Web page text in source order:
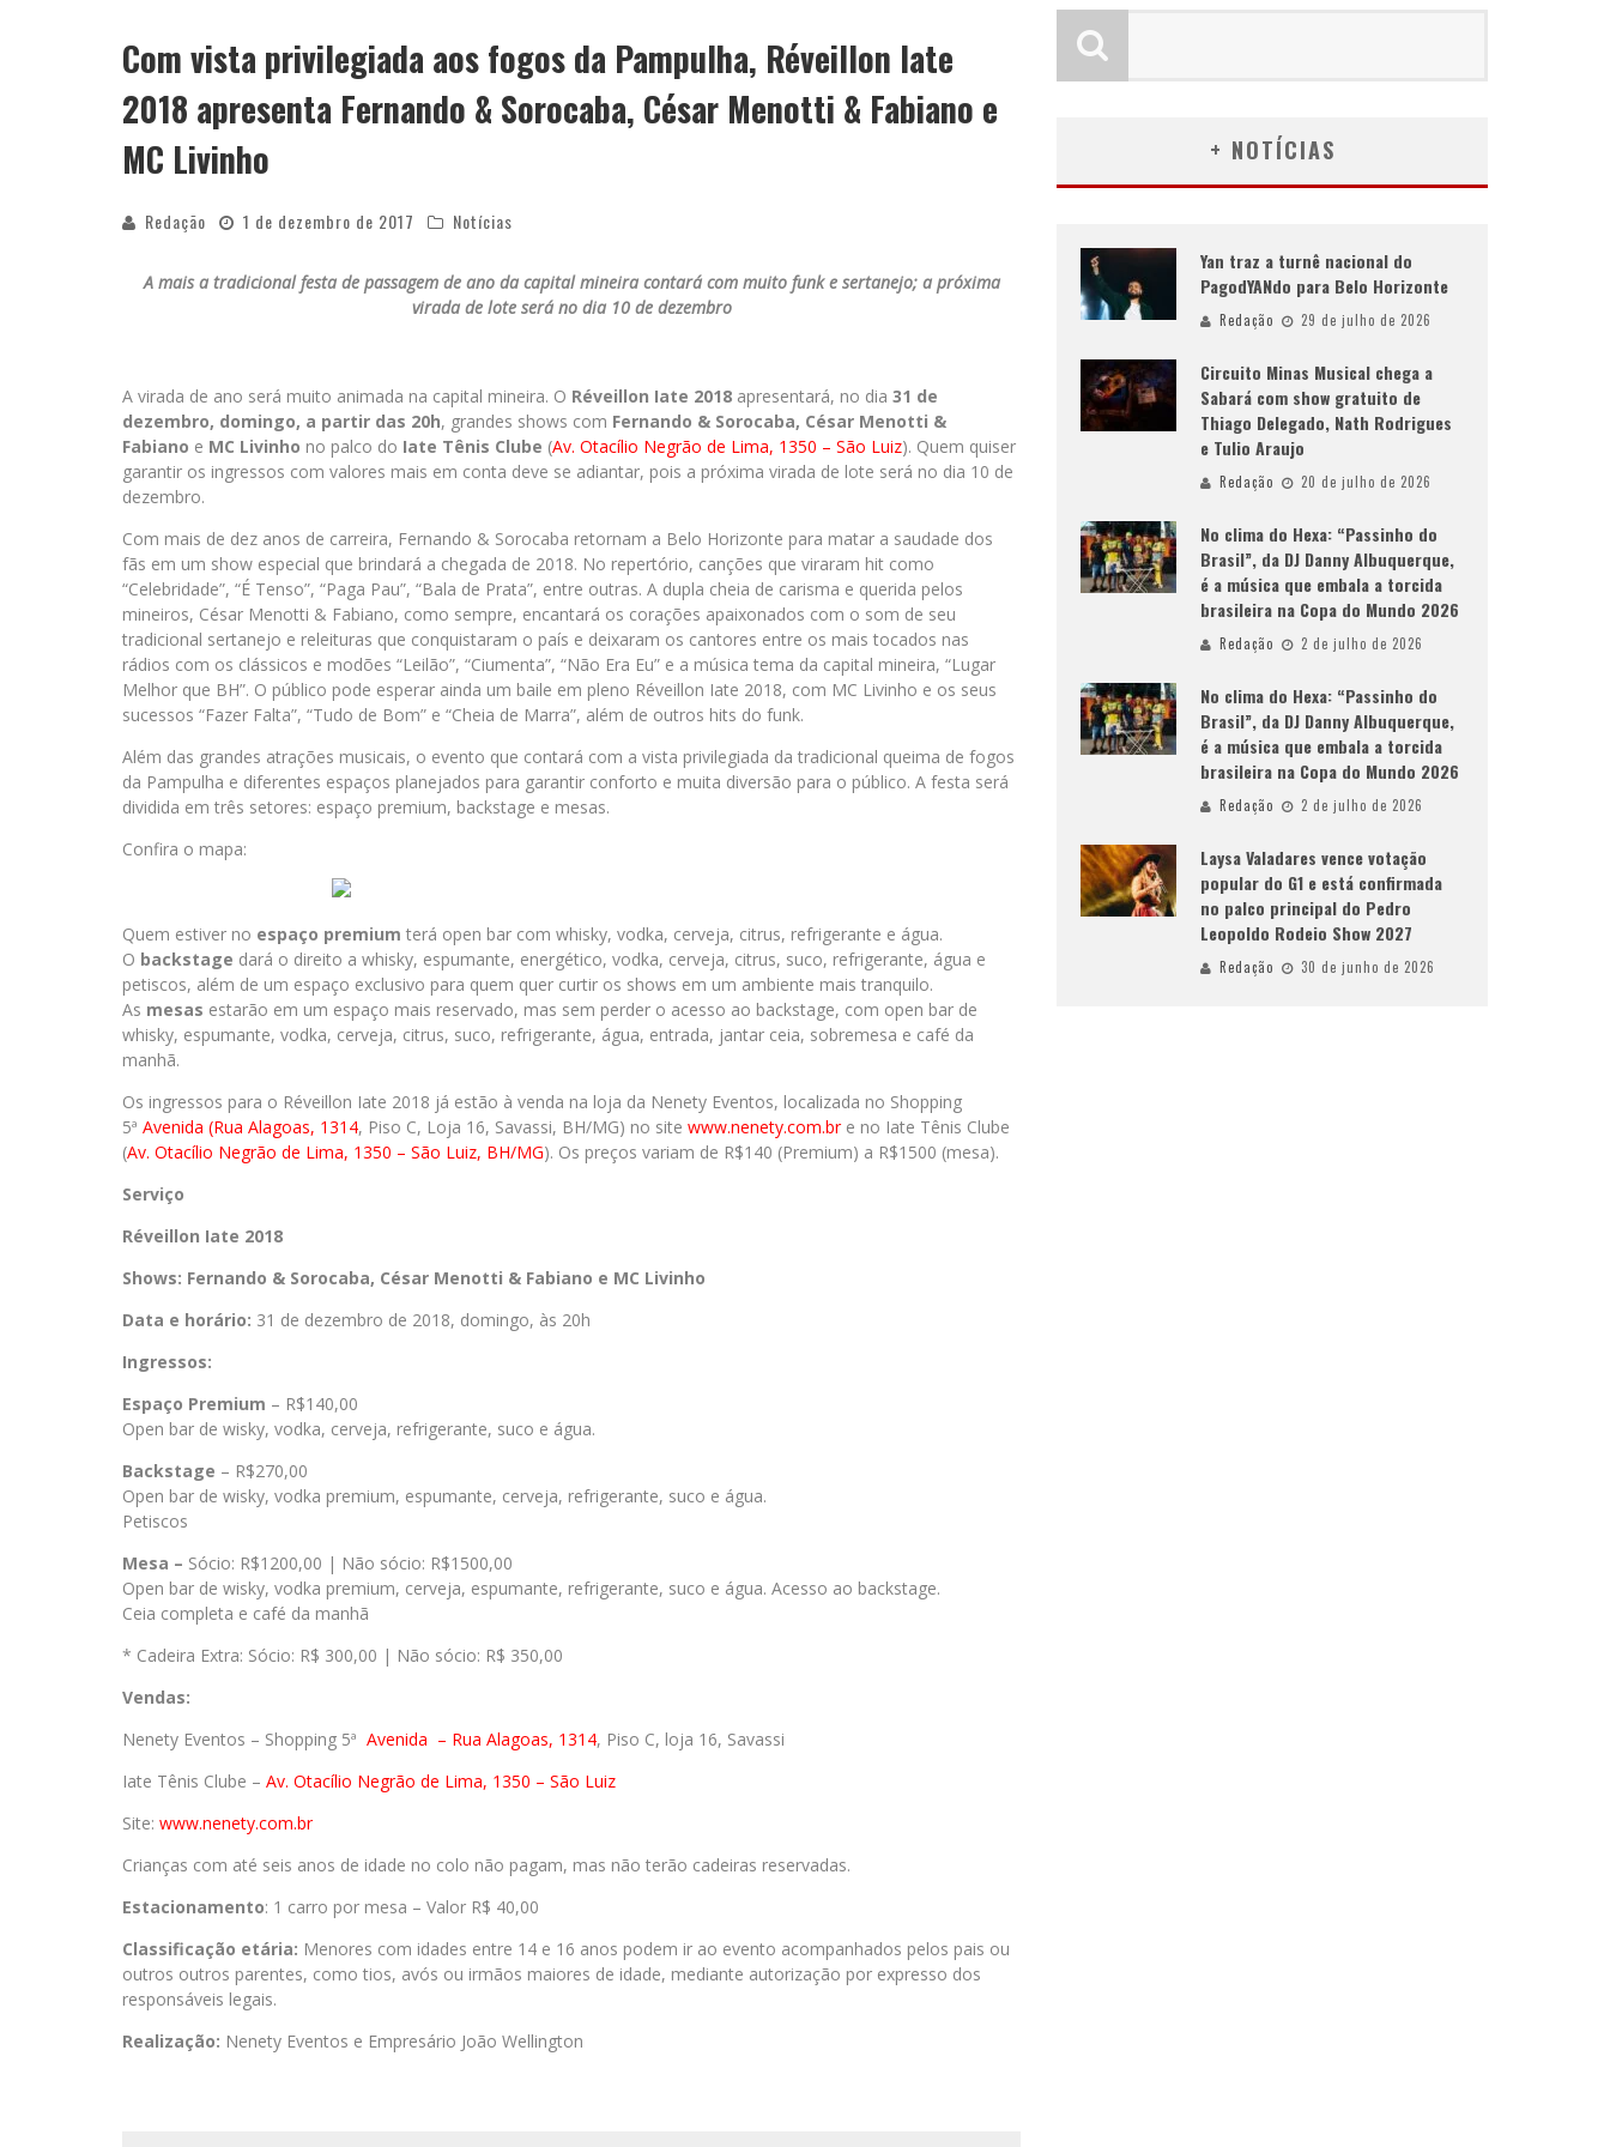
YAN TRAZ A TURNÊ NACIONAL DO PAGODYANDO PARA BELO HORIZONTE
Com vista privilegiada aos fogos da Pampulha, Réveillon Iate
2018 apresenta Fernando & Sorocaba, César Menotti & Fabiano e
MC Livinho
Redação 1 de dezembro de 2017 Notícias
A mais a tradicional festa de passagem de ano da capital mineira contará com muito funk e sertanejo; a próxima
virada de lote será no dia 10 de dezembro
A virada de ano será muito animada na capital mineira. O Réveillon Iate 2018 apresentará, no dia 31 de
dezembro, domingo, a partir das 20h, grandes shows com Fernando & Sorocaba, César Menotti &
Fabiano e MC Livinho no palco do Iate Tênis Clube (Av. Otacílio Negrão de Lima, 1350 – São Luiz). Quem quiser
garantir os ingressos com valores mais em conta deve se adiantar, pois a próxima virada de lote será no dia 10 de
dezembro.
Com mais de dez anos de carreira, Fernando & Sorocaba retornam a Belo Horizonte para matar a saudade dos
fãs em um show especial que brindará a chegada de 2018. No repertório, canções que viraram hit como
“Celebridade”, “É Tenso”, “Paga Pau”, “Bala de Prata”, entre outras. A dupla cheia de carisma e querida pelos
mineiros, César Menotti & Fabiano, como sempre, encantará os corações apaixonados com o som de seu
tradicional sertanejo e releituras que conquistaram o país e deixaram os cantores entre os mais tocados nas
rádios com os clássicos e modões “Leilão”, “Ciumenta”, “Não Era Eu” e a música tema da capital mineira, “Lugar
Melhor que BH”. O público pode esperar ainda um baile em pleno Réveillon Iate 2018, com MC Livinho e os seus
sucessos “Fazer Falta”, “Tudo de Bom” e “Cheia de Marra”, além de outros hits do funk.
Além das grandes atrações musicais, o evento que contará com a vista privilegiada da tradicional queima de fogos
da Pampulha e diferentes espaços planejados para garantir conforto e muita diversão para o público. A festa será
dividida em três setores: espaço premium, backstage e mesas.
Confira o mapa:
Quem estiver no espaço premium terá open bar com whisky, vodka, cerveja, citrus, refrigerante e água.
O backstage dará o direito a whisky, espumante, energético, vodka, cerveja, citrus, suco, refrigerante, água e
petiscos, além de um espaço exclusivo para quem quer curtir os shows em um ambiente mais tranquilo.
As mesas estarão em um espaço mais reservado, mas sem perder o acesso ao backstage, com open bar de
whisky, espumante, vodka, cerveja, citrus, suco, refrigerante, água, entrada, jantar ceia, sobremesa e café da
manhã.
Os ingressos para o Réveillon Iate 2018 já estão à venda na loja da Nenety Eventos, localizada no Shopping
5ª Avenida (Rua Alagoas, 1314, Piso C, Loja 16, Savassi, BH/MG) no site www.nenety.com.bre no Iate Tênis Clube
(Av. Otacílio Negrão de Lima, 1350 – São Luiz, BH/MG). Os preços variam de R$140 (Premium) a R$1500 (mesa).
Serviço
Réveillon Iate 2018
Shows: Fernando & Sorocaba, César Menotti & Fabiano e MC Livinho
Data e horário: 31 de dezembro de 2018, domingo, às 20h
Ingressos:
Espaço Premium – R$140,00
Open bar de wisky, vodka, cerveja, refrigerante, suco e água.
Backstage – R$270,00
Open bar de wisky, vodka premium, espumante, cerveja, refrigerante, suco e água.
Petiscos
Mesa – Sócio: R$1200,00 | Não sócio: R$1500,00
Open bar de wisky, vodka premium, cerveja, espumante, refrigerante, suco e água. Acesso ao backstage.
Ceia completa e café da manhã
* Cadeira Extra: Sócio: R$ 300,00 | Não sócio: R$ 350,00
Vendas:
Nenety Eventos – Shopping 5ª Avenida – Rua Alagoas, 1314, Piso C, loja 16, Savassi
Iate Tênis Clube – Av. Otacílio Negrão de Lima, 1350 – São Luiz
Site: www.nenety.com.br
Crianças com até seis anos de idade no colo não pagam, mas não terão cadeiras reservadas.
Estacionamento: 1 carro por mesa – Valor R$ 40,00
Classificação etária: Menores com idades entre 14 e 16 anos podem ir ao evento acompanhados pelos pais ou
outros outros parentes, como tios, avós ou irmãos maiores de idade, mediante autorização por expresso dos
responsáveis legais.
Realização: Nenety Eventos e Empresário João Wellington
+ NOTÍCIAS
Yan traz a turnê nacional do
PagodYANdo para Belo Horizonte
Redação 29 de julho de 2026
Circuito Minas Musical chega a
Sabará com show gratuito de
Thiago Delegado, Nath Rodrigues
e Tulio Araujo
Redação 20 de julho de 2026
No clima do Hexa: “Passinho do
Brasil”, da DJ Danny Albuquerque,
é a música que embala a torcida
brasileira na Copa do Mundo 2026
Redação 2 de julho de 2026
No clima do Hexa: “Passinho do
Brasil”, da DJ Danny Albuquerque,
é a música que embala a torcida
brasileira na Copa do Mundo 2026
Redação 2 de julho de 2026
Laysa Valadares vence votação
popular do G1 e está confirmada
no palco principal do Pedro
Leopoldo Rodeio Show 2027
Redação 30 de junho de 2026